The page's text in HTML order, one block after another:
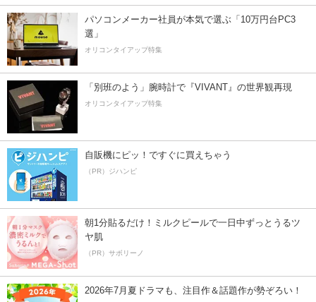
パソコンメーカー社員が本気で選ぶ「10万円台PC3
選」
オリコンタイアップ特集
「別班のよう」腕時計で『VIVANT』の世界観再現
オリコンタイアップ特集
自販機にピッ！ですぐに買えちゃう
（PR）ジハンピ
朝1分貼るだけ！ミルクピールで一日中ずっとうるツ
ヤ肌
（PR）サボリーノ
2026年7月夏ドラマも、注目作＆話題作が勢ぞろい！